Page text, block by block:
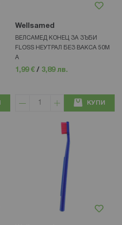
Wellsamed
ВЕЛСАМЕД КОНЕЦ ЗА ЗЪБИ
FLOSS НЕУТРАЛ БЕЗ ВАКСА 50М
А
1,99 € / 3,89 лв.
КУПИ